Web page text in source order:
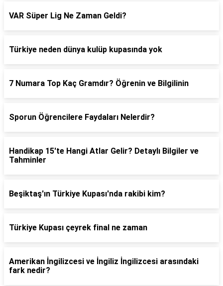
VAR Süper Lig Ne Zaman Geldi?
Türkiye neden dünya kulüp kupasında yok
7 Numara Top Kaç Gramdır? Öğrenin ve Bilgilinin
Sporun Öğrencilere Faydaları Nelerdir?
Handikap 15'te Hangi Atlar Gelir? Detaylı Bilgiler ve
Tahminler
Beşiktaş'ın Türkiye Kupası'nda rakibi kim?
Türkiye Kupası çeyrek final ne zaman
Amerikan İngilizcesi ve İngiliz İngilizcesi arasındaki
fark nedir?